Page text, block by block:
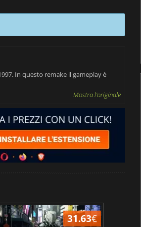
In questo remake il gameplay è
Mostra l'originale
31.63€